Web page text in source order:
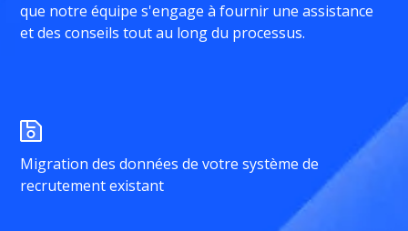
que notre équipe s'engage à fournir une assistance
et des conseils tout au long du processus.
Migration des données de votre système de
recrutement existant